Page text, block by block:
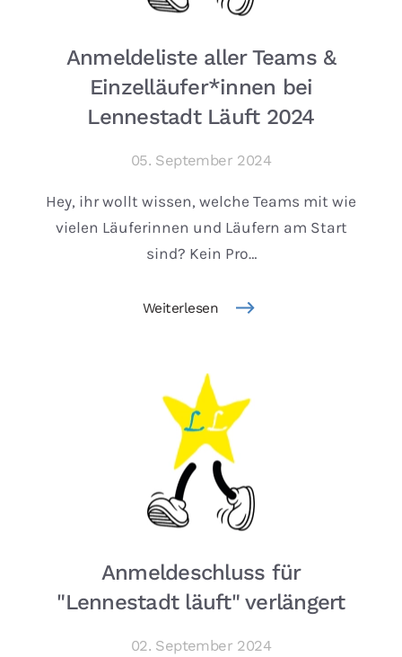
Anmeldeliste aller Teams &
Einzelläufer*innen bei
Lennestadt Läuft 2024
05. September 2024
Hey, ihr wollt wissen, welche Teams mit wie
vielen Läuferinnen und Läufern am Start
sind? Kein Pro…
Weiterlesen
Anmeldeschluss für
"Lennestadt läuft" verlängert
02. September 2024